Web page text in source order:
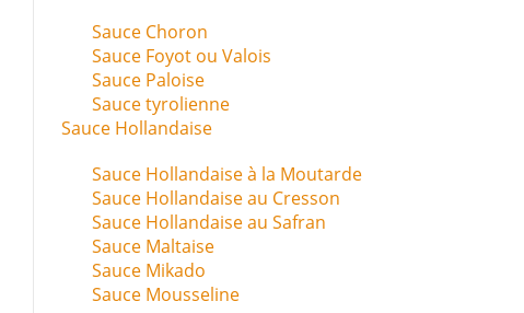
Sauce Choron
Sauce Foyot ou Valois
Sauce Paloise
Sauce tyrolienne
Sauce Hollandaise
Sauce Hollandaise à la Moutarde
Sauce Hollandaise au Cresson
Sauce Hollandaise au Safran
Sauce Maltaise
Sauce Mikado
Sauce Mousseline